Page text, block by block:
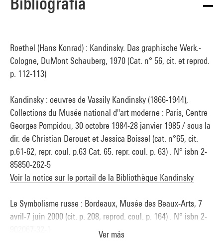
Roethel (Hans Konrad) : Kandinsky. Das graphische Werk.-
Cologne, DuMont Schauberg, 1970 (Cat. n° 56, cit. et reprod.
p. 112-113)
Kandinsky : oeuvres de Vassily Kandinsky (1866-1944),
Collections du Musée national d''art moderne : Paris, Centre
Georges Pompidou, 30 octobre 1984-28 janvier 1985 / sous la
dir. de Christian Derouet et Jessica Boissel (cat. n°65, cit.
p.61-62, repr. coul. p.63 Cat. 65. repr. coul. p. 63) . N° isbn 2-
85850-262-5
Voir la notice sur le portail de la Bibliothèque Kandinsky
Le Symbolisme russe : Bordeaux, Musée des Beaux-Arts, 7
avril-7 juin 2000 (cit. p. 208, reprod. coul. p. 164) . N° isbn 2-
Ver más